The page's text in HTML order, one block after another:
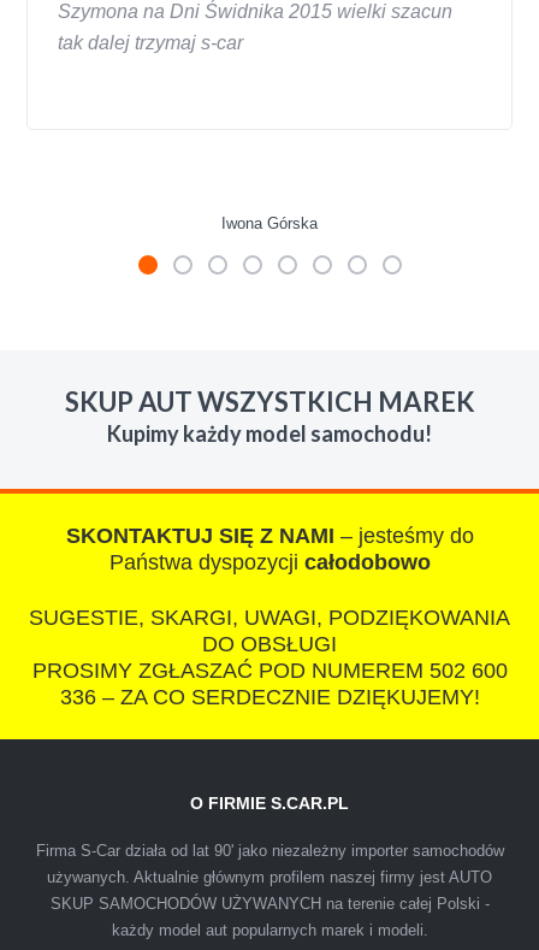
Szymona na Dni Świdnika 2015 wielki szacun
tak dalej trzymaj s-car
Iwona Górska
roznym stanie i roznym wieku, za kazdym
razem z laweta ten sam przesympatyczny,
czlowiek. Doradzil telefonicznie, zaproponowal
rozsadna cene i od reki zalatwil sprawe. Jesli
nie chcecie natknac sie na spaslych
polecam s-car.pl
IZA
Polecam firmę s-car ze Świdnika. Dawno nie
SKUP AUT WSZYSTKICH MAREK
Kupimy każdy model samochodu!
SKONTAKTUJ SIĘ Z NAMI – jesteśmy do
Państwa dyspozycji całodobowo
SUGESTIE, SKARGI, UWAGI, PODZIĘKOWANIA
DO OBSŁUGI
PROSIMY ZGŁASZAĆ POD NUMEREM 502 600
336 – ZA CO SERDECZNIE DZIĘKUJEMY!
O FIRMIE S.CAR.PL
Firma S-Car działa od lat 90' jako niezależny importer samochodów
używanych. Aktualnie głównym profilem naszej firmy jest AUTO
SKUP SAMOCHODÓW UŻYWANYCH na terenie całej Polski -
każdy model aut popularnych marek i modeli.